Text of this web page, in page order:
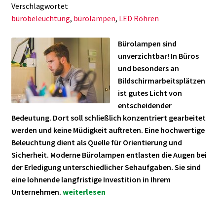
Verschlagwortet
bürobeleuchtung, bürolampen, LED Röhren
Bürolampen sind
unverzichtbar! In Büros
und besonders an
Bildschirmarbeitsplätzen
ist gutes Licht von
entscheidender
Bedeutung. Dort soll schließlich konzentriert gearbeitet
werden und keine Müdigkeit auftreten. Eine hochwertige
Beleuchtung dient als Quelle für Orientierung und
Sicherheit. Moderne Bürolampen entlasten die Augen bei
der Erledigung unterschiedlicher Sehaufgaben. Sie sind
eine lohnende langfristige Investition in Ihrem
Unternehmen. Bürolampen:
weiterlesen